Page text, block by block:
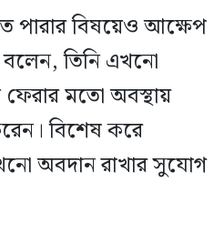
পারার বিষয়েও আক্ষেপ
তিনি এখনো
ফেরার মতো অবস্থায়
বিশেষ করে
অবদান রাখার সুযোগ